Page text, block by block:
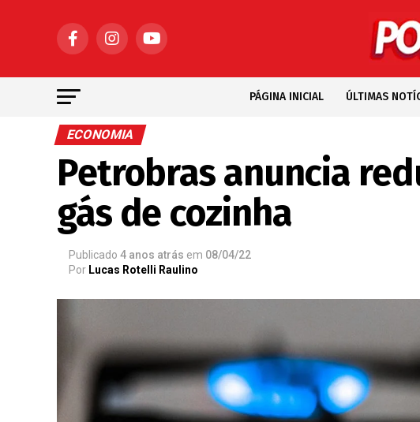
PÁGINA INICIAL ÚLTIMAS
ECONOMIA
Petrobras anuncia
gás de cozinha
Publicado 4 anos atrás em 08/04/22
Por Lucas Rotelli Raulino